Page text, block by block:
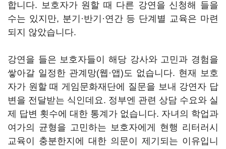
합니다. 보호자가 원할 때 다른 강연을 신청해 들을
수는 있지만, 분기·반기·연간 등 단계별 교육은 마련
되지 않았습니다.
강연을 들은 보호자들이 해당 강사와 고민과 경험을
쌓아갈 일정한 관계망(웹·앱)도 없습니다. 현재 보호
자가 원할 때 게임문화재단에 질문을 보내 강연자 답
변을 전달받는 식인데요. 정부엔 관련 상담 수요와 실
제 답변 횟수에 대한 통계가 없습니다. 자녀의 학업과
여가의 균형을 고민하는 보호자에게 현행 리터러시
교육이 충분한지에 대한 의문이 제기되는 이유입니